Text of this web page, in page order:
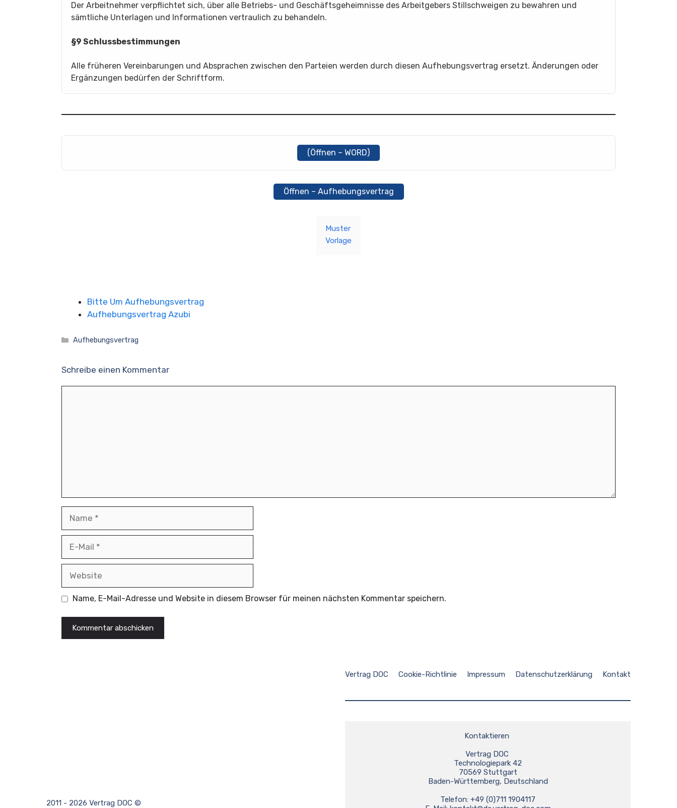
Der Arbeitnehmer verpflichtet sich, über alle Betriebs- und Geschäftsgeheimnisse des Arbeitgebers Stillschweigen zu bewahren und
sämtliche Unterlagen und Informationen vertraulich zu behandeln.
§9 Schlussbestimmungen
Alle früheren Vereinbarungen und Absprachen zwischen den Parteien werden durch diesen Aufhebungsvertrag ersetzt. Änderungen oder
Ergänzungen bedürfen der Schriftform.
(Öffnen – WORD)
Öffnen – Aufhebungsvertrag
Muster
Vorlage
Bitte Um Aufhebungsvertrag
Aufhebungsvertrag Azubi
Kategorien
Aufhebungsvertrag
Schreibe einen Kommentar
Name, E-Mail-Adresse und Website in diesem Browser für meinen nächsten Kommentar speichern.
Vertrag DOC Cookie-Richtlinie Impressum Datenschutzerklärung Kontakt
Kontaktieren
Vertrag DOC
Technologiepark 42
70569 Stuttgart
Baden-Württemberg, Deutschland
Telefon: +49 (0)711 1904117
2011 - 2026 Vertrag DOC ©